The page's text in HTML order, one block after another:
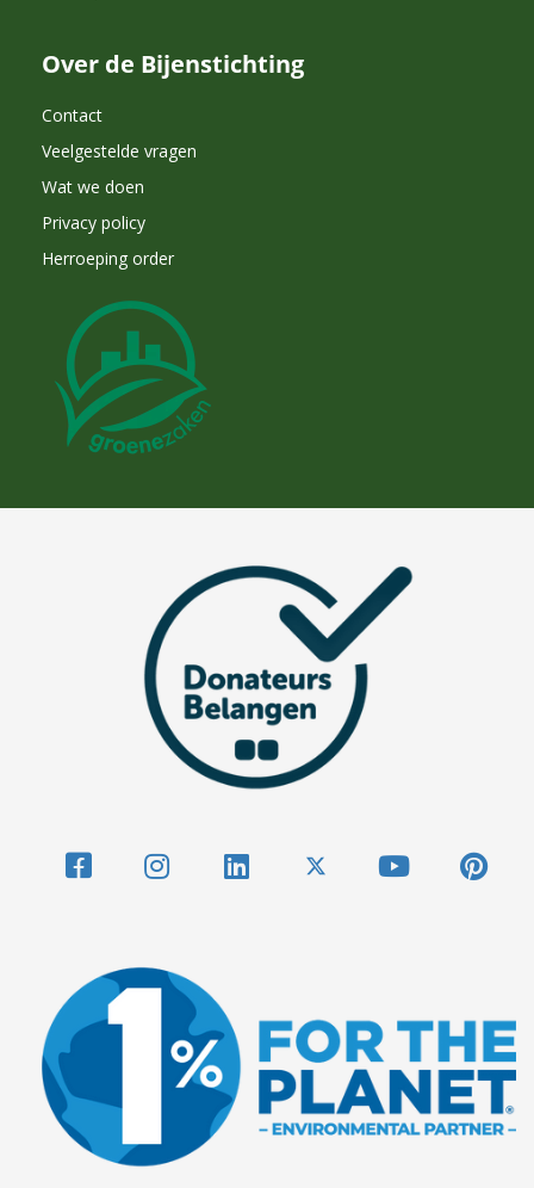
Over de Bijenstichting
Contact
Veelgestelde vragen
Wat we doen
Privacy policy
Herroeping order